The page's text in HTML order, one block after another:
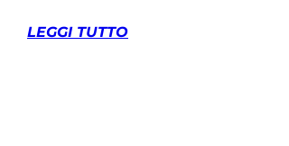
LEGGI TUTTO